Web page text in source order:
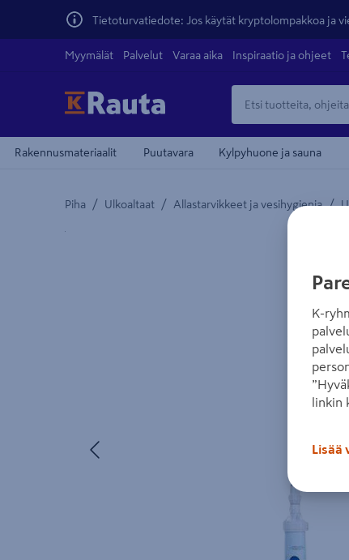
Tietoturvatiedote: Jos käytät kryptolompakkoa ja
Myymälät Palvelut Varaa aika Inspiraatio ja ohjeet
Rakennusmateriaalit Puutavara Kylpyhuone ja sauna
Piha / Ulkoaltaat / Allastarvikkeet ja vesihygienia /
Yksityiskohtainen kuvaus löytyy Tuotteen kuvaus
K-
linkin
Lisää